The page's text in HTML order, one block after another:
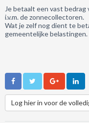
Je betaalt een vast
i.v.m. de zonnecollectoren.
Wat je zelf nog dient te
gemeentelijke belastingen.
Log hier in voor de